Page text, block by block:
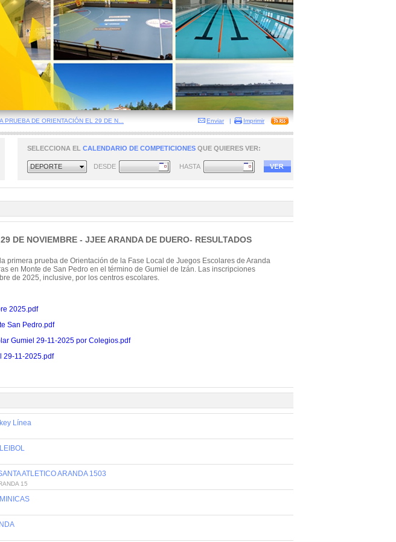
PRUEBA DE ORIENTACIÓN EL 29 DE N... Enviar | Imprimir
SELECCIONA EL CALENDARIO DE COMPETICIONES QUE QUIERES VER:
DEPORTE DESDE HASTA
DE NOVIEMBRE - JJEE ARANDA DE DUERO- RESULTADOS
primera prueba de Orientación de la Fase Local de Juegos Escolares de Aranda
en Monte de San Pedro en el término de Gumiel de Izán. Las inscripciones
de 2025, inclusive, por los centros escolares.
2025.pdf
San Pedro.pdf
Gumiel 29-11-2025 por Colegios.pdf
29-11-2025.pdf
Línea
ATLETICO ARANDA 1503
15